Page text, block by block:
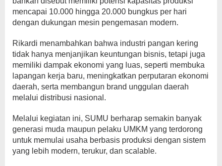
mencapai 10.000 hingga 20.000 bungkus per hari
dengan dukungan mesin pengemasan modern.
Rikardi menambahkan bahwa industri pangan kering
tidak hanya menjanjikan keuntungan bisnis, tetapi juga
memiliki dampak ekonomi yang luas, seperti membuka
lapangan kerja baru, meningkatkan perputaran ekonomi
daerah, serta membangun brand unggulan daerah
melalui distribusi nasional.
Melalui kegiatan ini, SUMU berharap semakin banyak
generasi muda maupun pelaku UMKM yang terdorong
untuk memulai usaha berbasis produksi dengan sistem
yang lebih modern, terukur, dan scalable.